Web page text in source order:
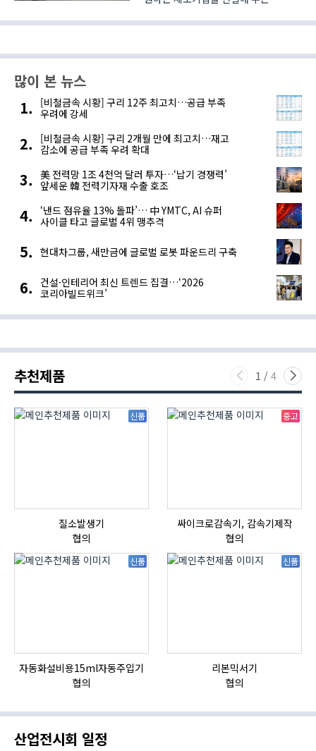
KICOX)이 ‘2024 글로벌 공급망
Innovation Expo 2024, 이하 GSC
많이 본 뉴스
[비철금속 시황] 구리 12주 최고치…공급 부족
우려에 강세
[비철금속 시황] 구리 2개월 만에 최고치…재고
감소에 공급 부족 우려 확대
美 전력망 1조 4천억 달러 투자…‘납기 경쟁력’
앞세운 韓 전력기자재 수출 호조
‘낸드 점유율 13% 돌파’… 中 YMTC, AI 슈퍼
사이클 타고 글로벌 4위 맹추격
현대차그룹, 새만금에 글로벌 로봇 파운드리 구축
건설·인테리어 최신 트렌드 집결…‘2026
코리아빌드위크’
추천제품 1 / 4
신품
질소발생기
협의
중고
싸이크로감속기, 감속기제작
협의
신품
자동화설비용15ml자동주입기
협의
신품
리본믹서기
협의
산업전시회 일정